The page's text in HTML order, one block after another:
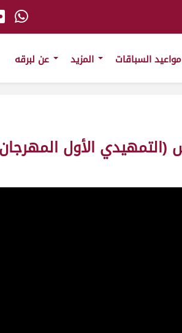
مواعيد السباقات